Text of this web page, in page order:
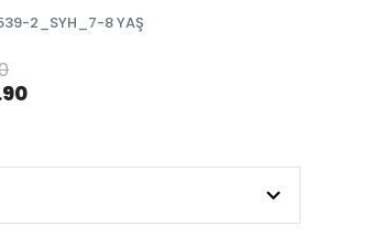
2_SYH_7-8 YAŞ